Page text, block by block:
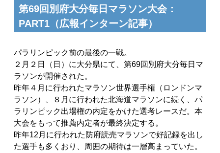
第69回別府大分毎日マラソン大会：
PART1（広報インターン記事）
パラリンピック前の最後の一戦。
２月２日（日）に大分県にて、第69回別府大分毎日マ
ラソンが開催された。
昨年４月に行われたマラソン世界選手権（ロンドンマ
ラソン）、８月に行われた北海道マラソンに続く、パ
ラリンピック出場権の内定をかけた選考レースだ。本
大会をもって推薦内定者が最終決定する。
昨年12月に行われた防府読売マラソンで好記録を出し
た選手も多くおり、周囲の期待は一層高まっていた。